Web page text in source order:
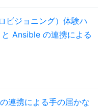
ビジョニング）体験ハ
Ansible の連携による
連携による手の届かな